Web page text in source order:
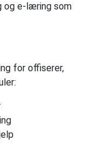
og e-læring som
for offiserer,